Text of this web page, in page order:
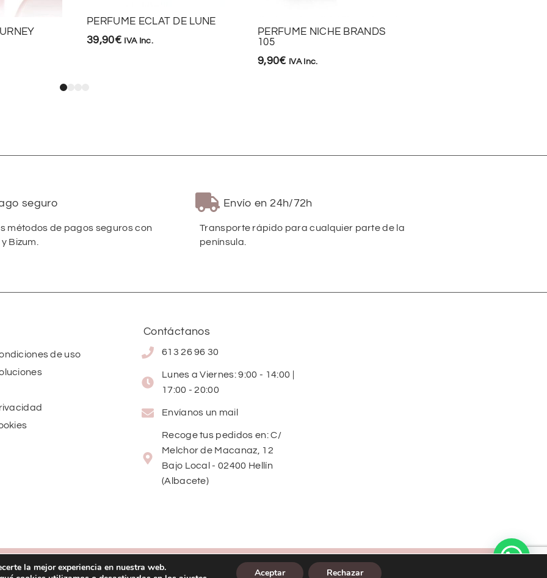
PERFUME ECLAT DE LUNE
39,90€ IVA Inc.
PERFUME NICHE BRANDS
105
9,90€ IVA Inc.
seguro
métodos de pagos seguros con
Bizum.
Envío en 24h/72h
Transporte rápido para cualquier parte de la
península.
de uso
Contáctanos
613 26 96 30
Lunes a Viernes: 9:00 - 14:00 |
17:00 - 20:00
Envíanos un mail
Recoge tus pedidos en: C/
Melchor de Macanaz, 12
Bajo Local - 02400 Hellín
(Albacete)
Diseño web:
la mejor experiencia en nuestra web.
Aceptar Rechazar